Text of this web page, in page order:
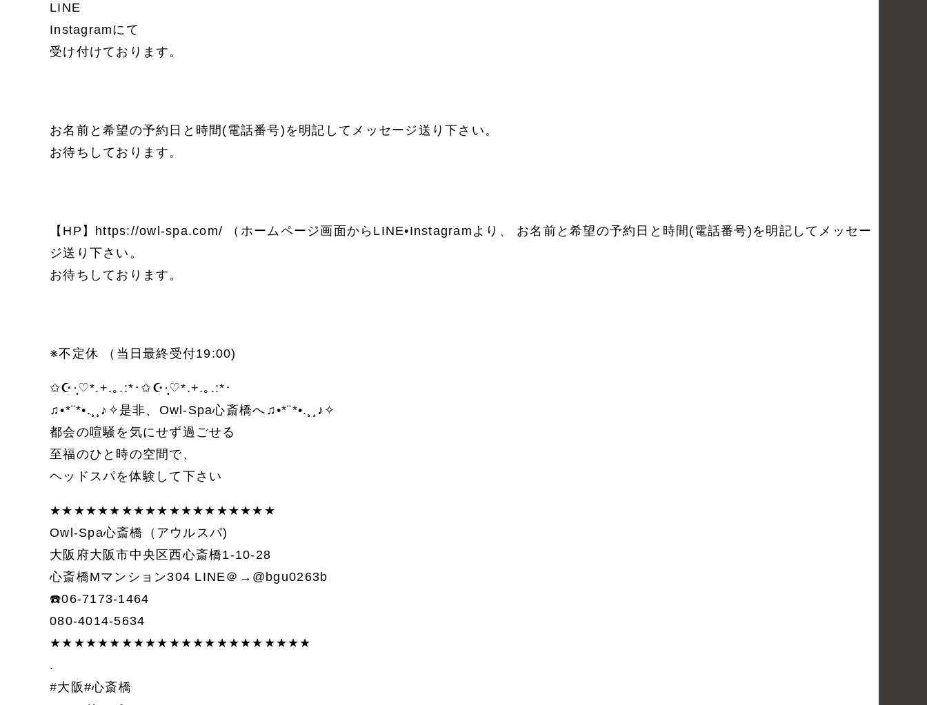
LINE
Instagramにて
受け付けております。
お名前と希望の予約日と時間(電話番号)を明記してメッセージ送り下さい。
お待ちしております。
【HP】https://owl-spa.com/ （ホームページ画面からLINE•Instagramより、 お名前と希望の予約日と時間(電話番号)を明記してメッセー
ジ送り下さい。
お待ちしております。
※不定休 （当日最終受付19:00)
✩☪·̩͙♡*.+.｡.:*･✩☪·̩͙♡*.+.｡.:*･
♫•*¨*•.¸¸♪✧是非、Owl-Spa心斎橋へ♫•*¨*•.¸¸♪✧
都会の喧騒を気にせず過ごせる
至福のひと時の空間で、
ヘッドスパを体験して下さい
★★★★★★★★★★★★★★★★★★★
Owl-Spa心斎橋（アウルスパ)
大阪府大阪市中央区西心斎橋1-10-28
心斎橋Mマンション304 LINE＠→@bgu0263b
☎️06-7173-1464
080-4014-5634
★★★★★★★★★★★★★★★★★★★★★★
.
#大阪#心斎橋